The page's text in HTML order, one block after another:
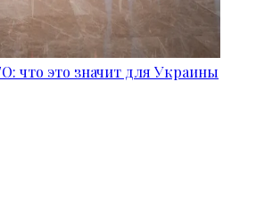
что это значит для Украины